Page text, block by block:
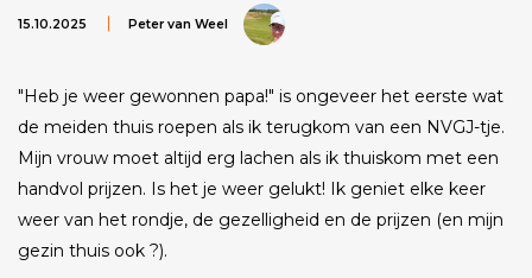
15.10.2025 Peter van Weel
"Heb je weer gewonnen papa!" is ongeveer het eerste wat
de meiden thuis roepen als ik terugkom van een NVGJ-tje.
Mijn vrouw moet altijd erg lachen als ik thuiskom met een
handvol prijzen. Is het je weer gelukt! Ik geniet elke keer
weer van het rondje, de gezelligheid en de prijzen (en mijn
gezin thuis ook ?).